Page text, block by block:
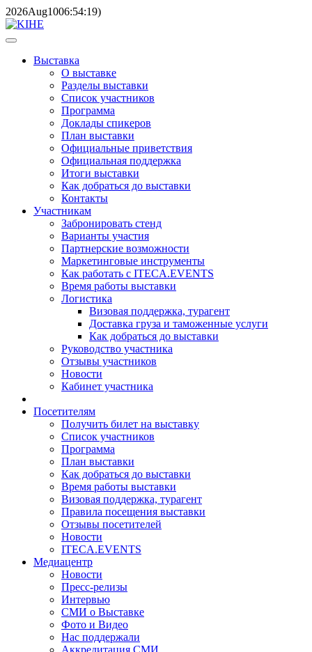
2026Aug1006:54:19)
Выставка
О выставке
Разделы выставки
Список участников
Программа
Доклады спикеров
План выставки
Официальные приветствия
Официальная поддержка
Итоги выставки
Как добраться до выставки
Контакты
Участникам
Забронировать стенд
Варианты участия
Партнерские возможности
Маркетинговые инструменты
Как работать с ITECA.EVENTS
Время работы выставки
Логистика
Визовая поддержка, турагент
Доставка груза и таможенные услуги
Как добраться до выставки
Руководство участника
Отзывы участников
Новости
Кабинет участника
Посетителям
Получить билет на выставку
Список участников
Программа
План выставки
Как добраться до выставки
Время работы выставки
Визовая поддержка, турагент
Правила посещения выставки
Отзывы посетителей
Новости
ITECA.EVENTS
Медиацентр
Новости
Пресс-релизы
Интервью
СМИ о Выставке
Фото и Видео
Нас поддержали
Аккредитация СМИ